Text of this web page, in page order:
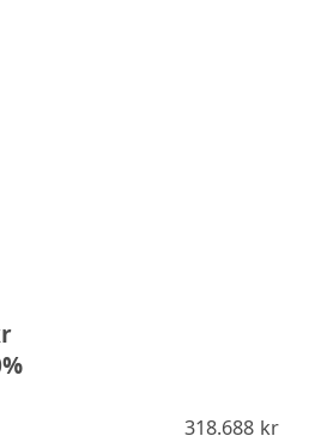
318.688 kr